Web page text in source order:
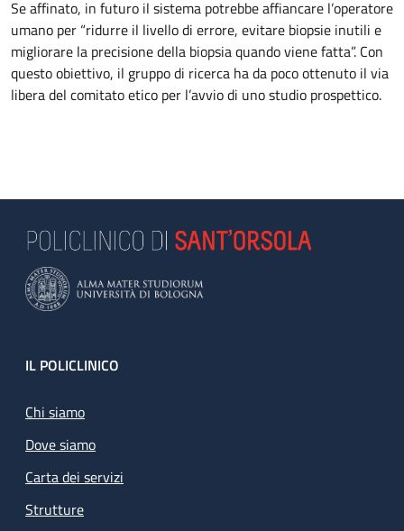
Se affinato, in futuro il sistema potrebbe affiancare l’operatore
umano per “ridurre il livello di errore, evitare biopsie inutili e
migliorare la precisione della biopsia quando viene fatta”. Con
questo obiettivo, il gruppo di ricerca ha da poco ottenuto il via
libera del comitato etico per l’avvio di uno studio prospettico.
Footer
IL POLICLINICO
Chi siamo
Dove siamo
Carta dei servizi
Strutture